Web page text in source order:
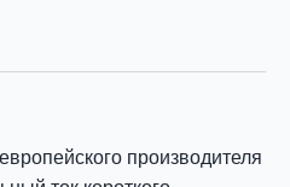
производителя